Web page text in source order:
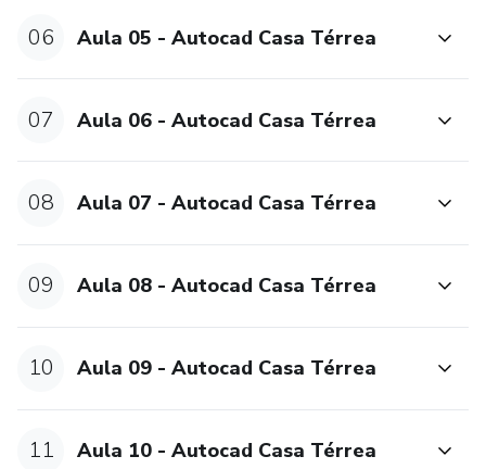
Na SEXTA ETAPA (FASE), abordaremos a criação das
Na SÉTIMA ETAPA (FASE), abordaremos conteúdos
Na OITAVA ETAPA (FASE), abordaremos a execução da
Passando essas fases vamos criar outros projetos de
criação de projetos diversos e assim complementar seus
estudo de forma mais prática.
06 Aula 05 - Autocad Casa Térrea
07 Aula 06 - Autocad Casa Térrea
08 Aula 07 - Autocad Casa Térrea
09 Aula 08 - Autocad Casa Térrea
10 Aula 09 - Autocad Casa Térrea
11 Aula 10 - Autocad Casa Térrea